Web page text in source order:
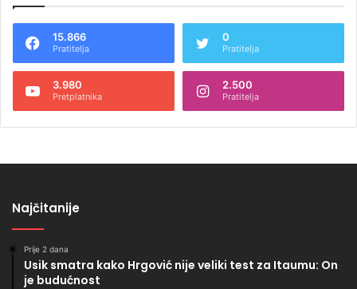
15.866
Pratitelja
0
Pratitelja
3.980
Pretplatnika
2.500
Pratitelja
Najčitanije
Prije 2 dana
Usik smatra kako Hrgović nije veliki test za Itaumu: On
je budućnost